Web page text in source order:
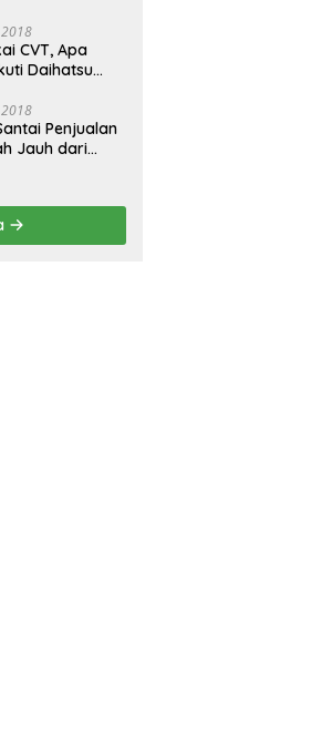
CVT, Apa
Daihatsu
Penjualan
Jauh dari